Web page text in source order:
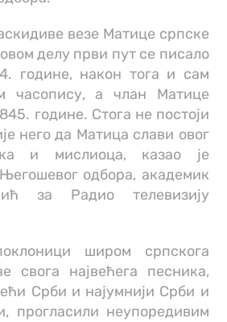
везе Матице српске
делу први пут се писало
године, након тога и сам
часопису, а члан Матице
године. Стога не постоји
него да Матица слави овог
и мислиоца, казао је
одбора, академик
за Радио телевизију
широм српскога
свога највећега песника,
Срби и најумнији Срби и
прогласили неупоредивим